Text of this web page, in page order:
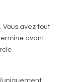
avez tout
avant